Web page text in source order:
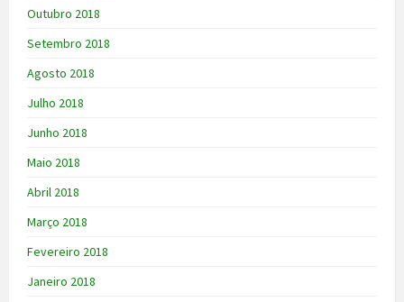
Outubro 2018
Setembro 2018
Agosto 2018
Julho 2018
Junho 2018
Maio 2018
Abril 2018
Março 2018
Fevereiro 2018
Janeiro 2018